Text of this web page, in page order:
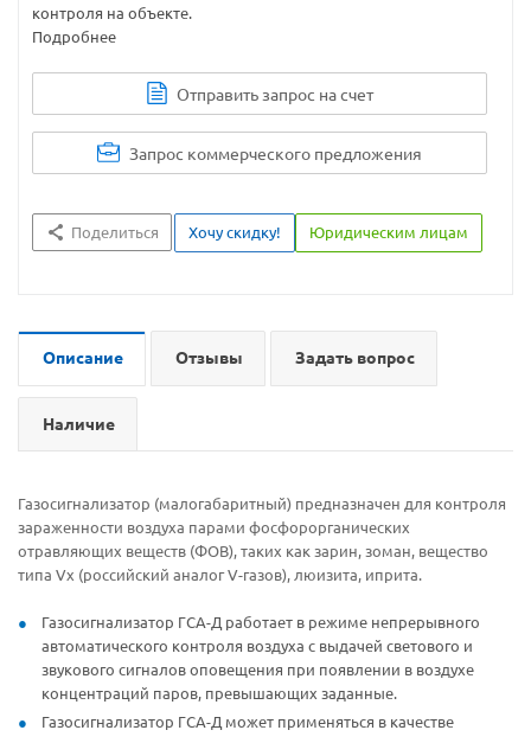
контроля на объекте.
Подробнее
Отправить запрос на счет
Запрос коммерческого предложения
Поделиться Хочу скидку! Юридическим лицам
Описание Отзывы Задать вопрос
Наличие
Газосигнализатор (малогабаритный) предназначен для контроля
зараженности воздуха парами фосфорорганических
отравляющих веществ (ФОВ), таких как зарин, зоман, вещество
типа Vх (российский аналог V-газов), люизита, иприта.
Газосигнализатор ГСА-Д работает в режиме непрерывного
автоматического контроля воздуха с выдачей светового и
звукового сигналов оповещения при появлении в воздухе
концентраций паров, превышающих заданные.
Газосигнализатор ГСА-Д может применяться в качестве